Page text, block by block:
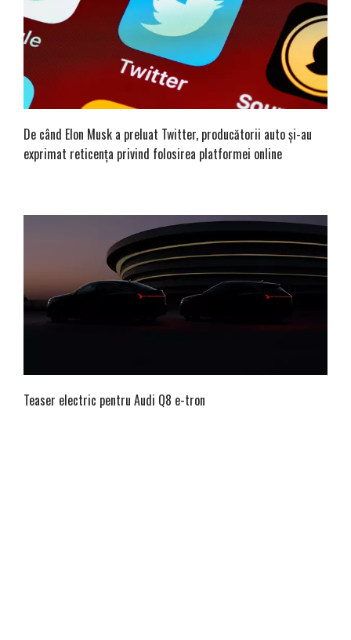
De când Elon Musk a preluat Twitter, producătorii auto și-au
exprimat reticența privind folosirea platformei online
Teaser electric pentru Audi Q8 e-tron